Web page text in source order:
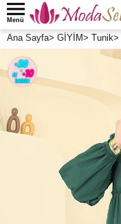
Menü
Ana Sayfa> GİYİM> Tunik>